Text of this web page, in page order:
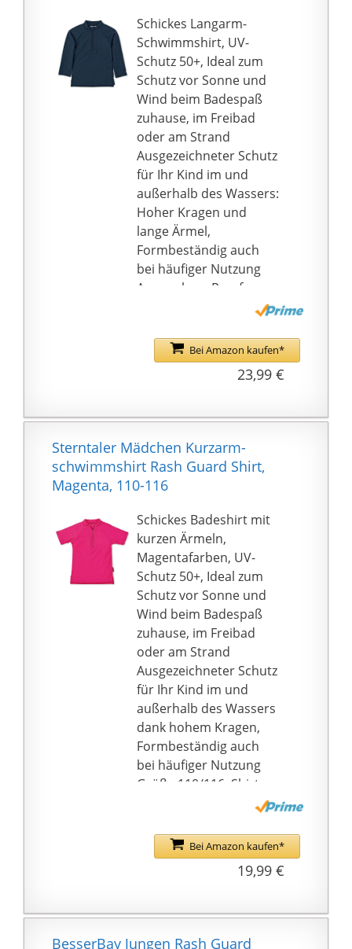
97,29
{757b482437fbf9370dc6
3f1a694fbfd6df7ecdfae2
e120d2bea6a88392fce7
ff} der schädlichen UV-
Strahlen. Das schützt
vor gefährlichen
Sonnenstrahlen.
🌊 Anlass - Dieser
Badeanzug für
Mädchen ist ideal für
den Strand, den See
oder das Schwimmbad.
Sie sorgt dafür, dass Sie
sich auch nach
Aufenthalt im Wasser
wohl fühlen.
🌊 Genießen Sie die
farbenfrohen
für Strandurlaub,
Wassersport,
Bootfahren, Surfen,
und vieles mehr.
Schickes Langarm-
Schwimmshirt, UV-
Schutz 50+, Ideal zum
Schutz vor Sonne und
Wind beim Badespaß
zuhause, im Freibad
oder am Strand
Ausgezeichneter Schutz
für Ihr Kind im und
außerhalb des Wassers:
Hoher Kragen und
lange Ärmel,
Formbeständig auch
bei häufiger Nutzung
Angenehme Passform
Reißverschluss im
Brustbereich mit
Reißverschlussgarage:
Hals und Kinn
Leichte Reinigung und
Pflege:
Maschinenwaschbar
bei 30°C, Schnell
trocknend - Waschen
vor dem ersten Tragen
empfohlen
Bei Amazon kaufen*
23,99 €
Sterntaler Mädchen Kurzarm-
schwimmshirt Rash Guard Shirt,
Magenta, 110-116
Schickes Badeshirt mit
kurzen Ärmeln,
Magentafarben, UV-
Schutz 50+, Ideal zum
Schutz vor Sonne und
Wind beim Badespaß
zuhause, im Freibad
oder am Strand
Ausgezeichneter Schutz
für Ihr Kind im und
außerhalb des Wassers
dank hohem Kragen,
Formbeständig auch
bei häufiger Nutzung
Größe 110/116: Shirt
mit Reißverschluss an
Reißverschlussgarage:
Verhindert Kratzen an
Pflege:
Maschinenwaschbar
Bei Amazon kaufen*
19,99 €
BesserBay Jungen Rash Guard